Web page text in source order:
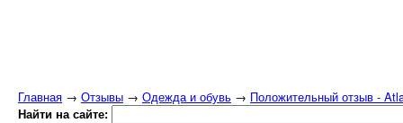
Главная → Отзывы → Одежда и обувь → Положительный отзыв -
Найти на сайте: